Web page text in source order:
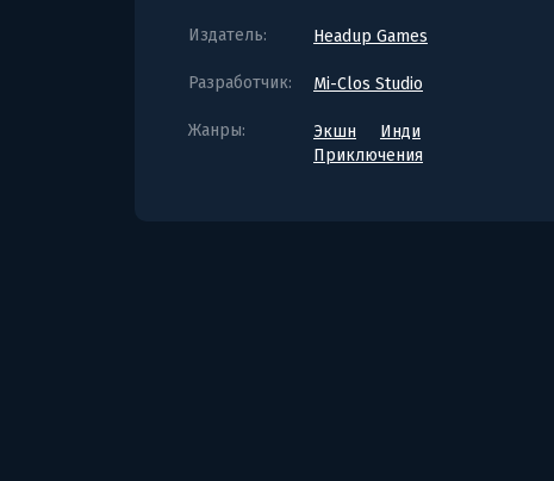
Издатель: Headup Games
Разработчик: Mi-Clos Studio
Жанры: Экшн
Инди
Приключения